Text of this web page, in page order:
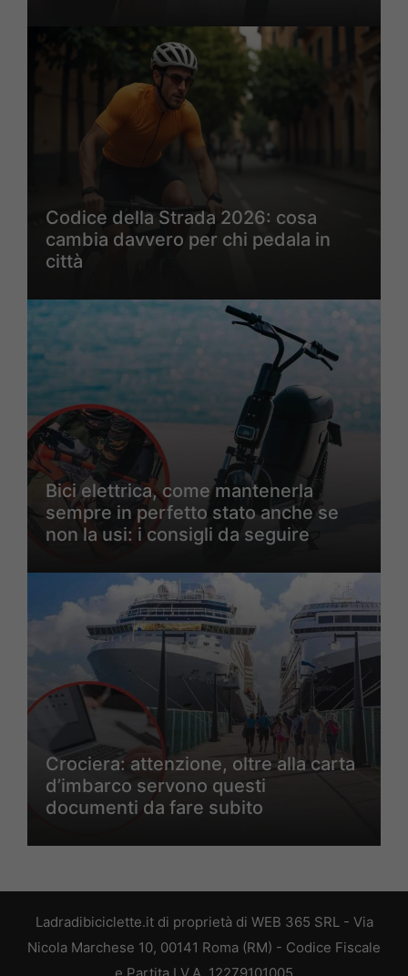
Codice della Strada 2026: cosa
cambia davvero per chi pedala in
città
Bici elettrica, come mantenerla
sempre in perfetto stato anche se
non la usi: i consigli da seguire
Crociera: attenzione, oltre alla carta
d’imbarco servono questi
documenti da fare subito
Ladradibiciclette.it di proprietà di WEB 365 SRL - Via
Nicola Marchese 10, 00141 Roma (RM) - Codice Fiscale
e Partita I.V.A. 12279101005